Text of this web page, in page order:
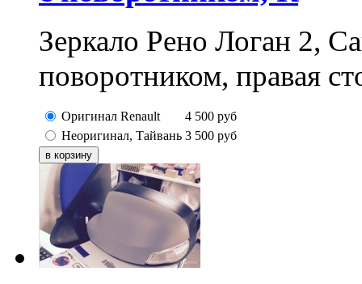
Зеркало Рено Логан 2,
поворотником, правая
Оригинал Renault 4 500 руб
Неоригинал, Тайвань 3 500 руб